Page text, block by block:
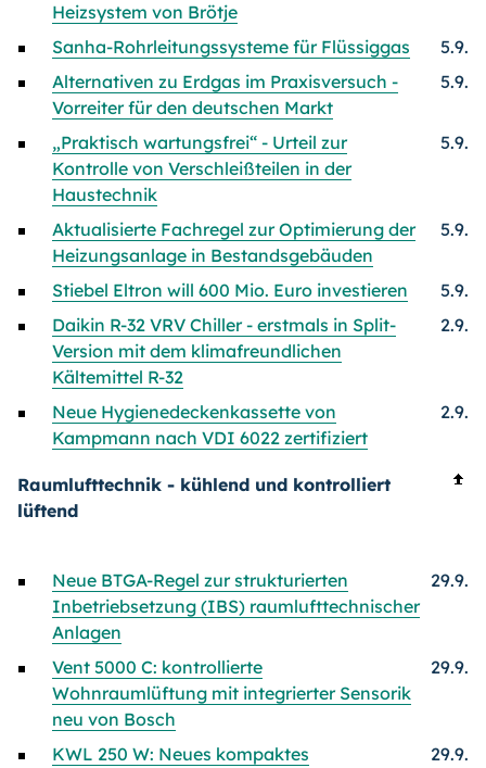
Heizsystem von Brötje
Sanha-Rohrleitungssysteme für Flüssiggas
5.9.
Alternativen zu Erdgas im Praxisversuch -
Vorreiter für den deutschen Markt
5.9.
„Praktisch wartungsfrei“ - Urteil zur
Kontrolle von Verschleißteilen in der
Haustechnik
5.9.
Aktualisierte Fachregel zur Optimierung der
Heizungsanlage in Bestandsgebäuden
5.9.
Stiebel Eltron will 600 Mio. Euro investieren
5.9.
Daikin R-32 VRV Chiller - erstmals in Split-
Version mit dem klimafreundlichen
Kältemittel R-32
2.9.
Neue Hygienedeckenkassette von
Kampmann nach VDI 6022 zertifiziert
2.9.
Raumlufttechnik - kühlend und kontrolliert
lüftend
Neue BTGA-Regel zur strukturierten
Inbetriebsetzung (IBS) raumlufttechnischer
Anlagen
29.9.
Vent 5000 C: kontrollierte
Wohnraumlüftung mit integrierter Sensorik
neu von Bosch
29.9.
KWL 250 W: Neues kompaktes
29.9.